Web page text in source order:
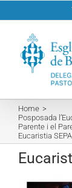
to
Home
Posposada
Parente i el
Eucaristia